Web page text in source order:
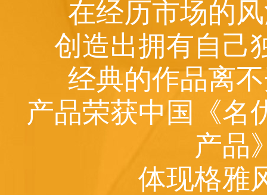
在经历市场的
创造出拥有自己
经典的作品离
产品荣获中国《名
产品
体现格雅